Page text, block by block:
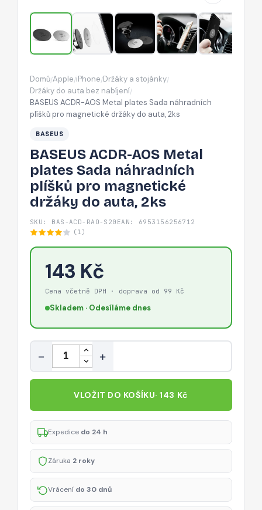
náhradních
plíšků
pro
magnetické
do
auta,
2ks
Domů/Apple/iPhone/Držáky a stojánky/
Držáky do auta bez nabíjení/
BASEUS ACDR-AOS Metal plates Sada náhradních
plíšků pro magnetické držáky do auta, 2ks
BASEUS
BASEUS ACDR-AOS Metal
plates Sada náhradních
plíšků pro magnetické
držáky do auta, 2ks
SKU: BAS-ACD-RAO-S20 EAN: 6953156256712
(1)
143 Kč
Cena včetně DPH · doprava od 99 Kč
Skladem · Odesíláme dnes
Množství
− +
VLOŽIT DO KOŠÍKU· 143 Kč
Expedice do 24 h
Záruka 2 roky
Vrácení do 30 dnů